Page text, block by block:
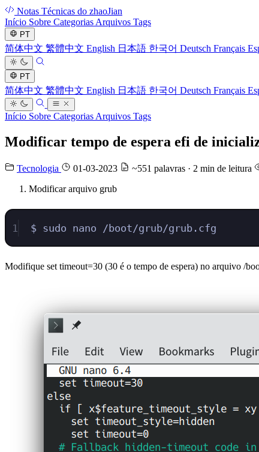
Notas Técnicas do zhaoJian
Início Sobre Categorias Arquivos Tags
PT
简体中文 繁體中文 English 日本語 한국어 Deutsch Français
PT
简体中文 繁體中文 English 日本語 한국어 Deutsch Français
Início Sobre Categorias Arquivos Tags
Modificar tempo de espera efi de
Tecnologia 01-03-2023 ~551 palavras · 2 min de leitura
Modificar arquivo grub
1 $ sudo nano /boot/grub/grub.cfg
Modifique set timeout=30 (30 é o tempo de espera) no arquivo /